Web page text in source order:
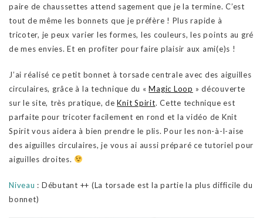
paire de chaussettes attend sagement que je la termine. C’est
tout de même les bonnets que je préfère ! Plus rapide à
tricoter, je peux varier les formes, les couleurs, les points au gré
de mes envies. Et en profiter pour faire plaisir aux ami(e)s !
J’ai réalisé ce petit bonnet à torsade centrale avec des aiguilles
circulaires, grâce à la technique du «Magic Loop » découverte
sur le site, très pratique, deKnit Spirit. Cette technique est
parfaite pour tricoter facilement en rond et la vidéo de Knit
Spirit vous aidera à bien prendre le plis. Pour les non-à-l-aise
des aiguilles circulaires, je vous ai aussi préparé ce tutoriel pour
aiguilles droites.
Niveau : Débutant ++ (La torsade est la partie la plus difficile du
bonnet)